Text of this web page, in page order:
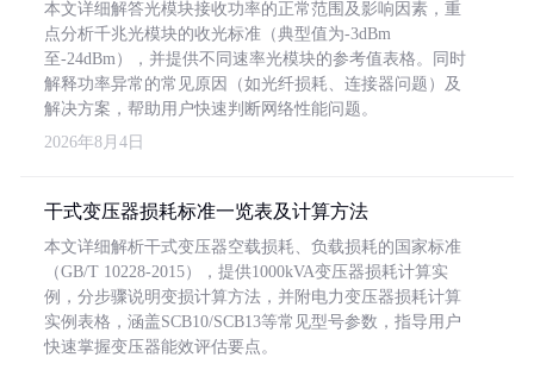
本文详细解答光模块接收功率的正常范围及影响因素，重
点分析千兆光模块的收光标准（典型值为-3dBm
至-24dBm），并提供不同速率光模块的参考值表格。同时
解释功率异常的常见原因（如光纤损耗、连接器问题）及
解决方案，帮助用户快速判断网络性能问题。
2026年8月4日
干式变压器损耗标准一览表及计算方法
本文详细解析干式变压器空载损耗、负载损耗的国家标准
（GB/T 10228-2015），提供1000kVA变压器损耗计算实
例，分步骤说明变损计算方法，并附电力变压器损耗计算
实例表格，涵盖SCB10/SCB13等常见型号参数，指导用户
快速掌握变压器能效评估要点。